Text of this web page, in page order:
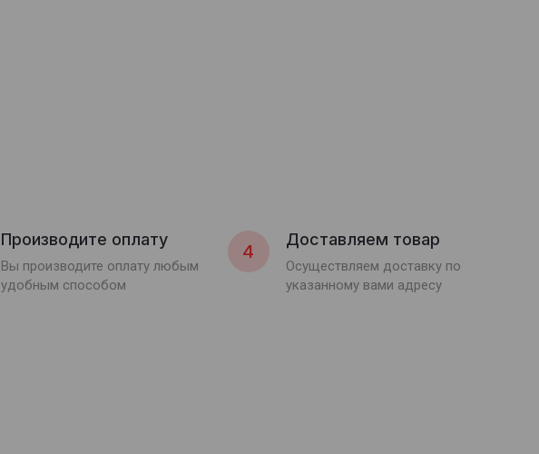
Производите оплату
Вы производите оплату любым
удобным способом
4
Доставляем товар
Осуществляем доставку по
указанному вами адресу